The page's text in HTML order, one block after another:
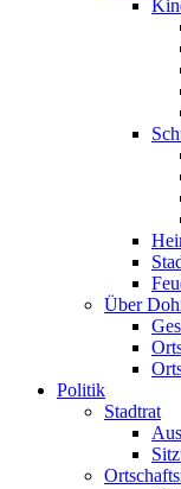
Über
Politik
Stadtrat